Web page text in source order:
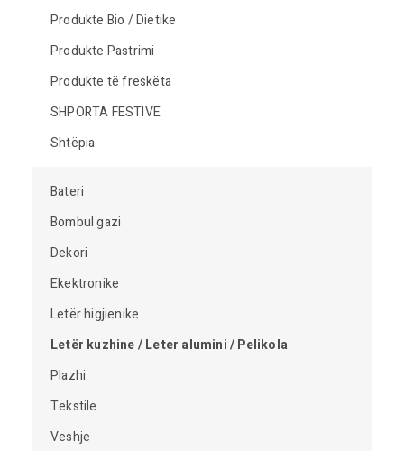
Produkte Bio / Dietike
Produkte Pastrimi
Produkte të freskëta
SHPORTA FESTIVE
Shtëpia
Bateri
Bombul gazi
Dekori
Ekektronike
Letër higjienike
Letër kuzhine / Leter alumini / Pelikola
Plazhi
Tekstile
Veshje